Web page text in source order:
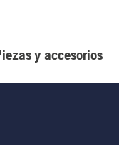
y accesorios